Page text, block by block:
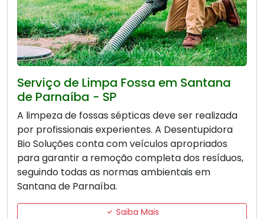
Serviço de Limpa Fossa em Santana
de Parnaíba - SP
A limpeza de fossas sépticas deve ser realizada
por profissionais experientes. A Desentupidora
Bio Soluções conta com veículos apropriados
para garantir a remoção completa dos resíduos,
seguindo todas as normas ambientais em
Santana de Parnaíba.
Saiba Mais